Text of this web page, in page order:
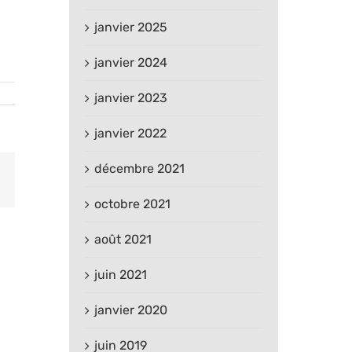
janvier 2025
janvier 2024
janvier 2023
janvier 2022
décembre 2021
octobre 2021
août 2021
juin 2021
janvier 2020
juin 2019